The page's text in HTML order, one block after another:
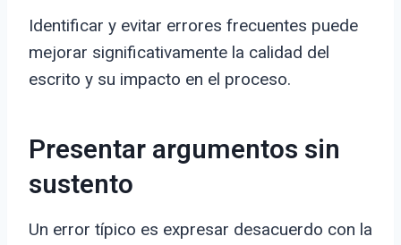
Identificar y evitar errores frecuentes puede
mejorar significativamente la calidad del
escrito y su impacto en el proceso.
Presentar argumentos sin
sustento
Un error típico es expresar desacuerdo con la